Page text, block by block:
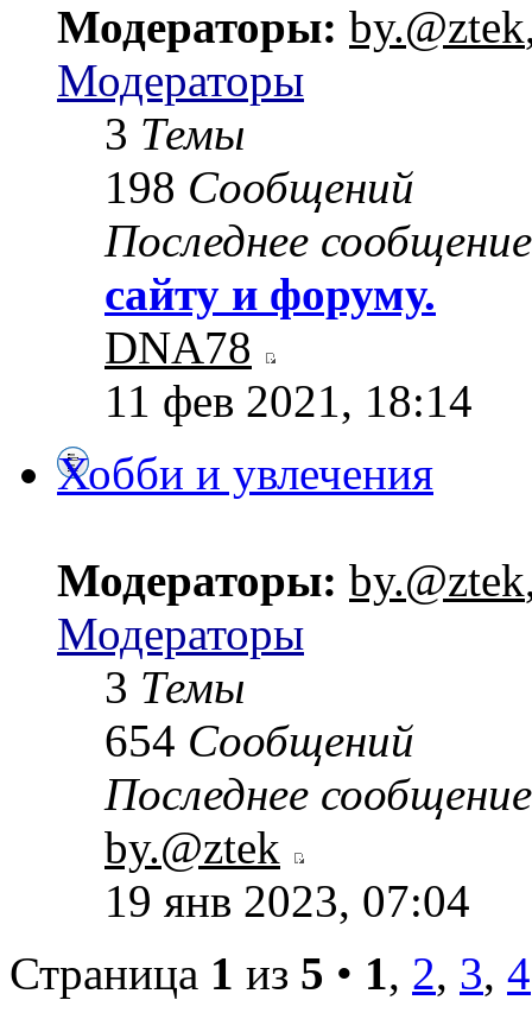
Модераторы: by.@ztek
Модераторы
3 Темы
198 Сообщений
Последнее сообщение
сайту и форуму.
DNA78
11 фев 2021, 18:14
Хобби и увлечения
Модераторы: by.@ztek
Модераторы
3 Темы
654 Сообщений
Последнее сообщение
by.@ztek
19 янв 2023, 07:04
Страница 1 из 5 • 1, 2, 3, 4